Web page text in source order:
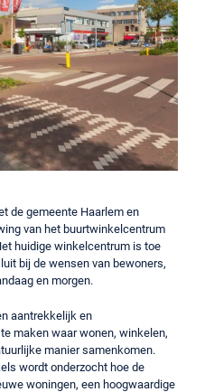
de gemeente Haarlem en
van het buurtwinkelcentrum
huidige winkelcentrum is toe
bij de wensen van bewoners,
en morgen.
aantrekkelijk en
maken waar wonen, winkelen,
manier samenkomen.
wordt onderzocht hoe de
woningen, een hoogwaardige